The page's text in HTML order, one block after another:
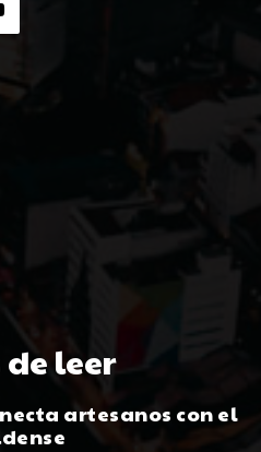
de leer
artesanos con el